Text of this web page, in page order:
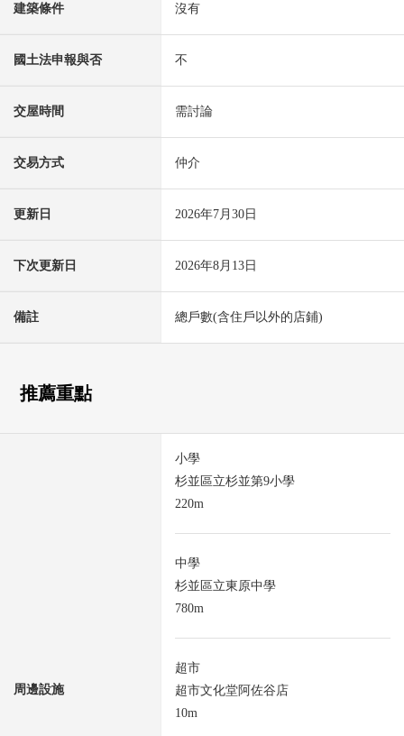
建築條件 沒有
國土法申報與否 不
交屋時間 需討論
交易方式 仲介
更新日 2026年7月30日
下次更新日 2026年8月13日
備註 總戶數(含住戶以外的店鋪)
推薦重點
周邊設施
小學
杉並區立杉並第9小學
220m
中學
杉並區立東原中學
780m
超市
超市文化堂阿佐谷店
10m